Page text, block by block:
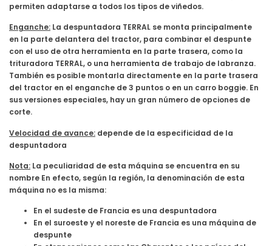
permiten adaptarse a todos los tipos de viñedos.
Enganche: La despuntadora TERRAL se monta principalmente
en la parte delantera del tractor, para combinar el despunte
con el uso de otra herramienta en la parte trasera, como la
trituradora TERRAL, o una herramienta de trabajo de labranza.
También es posible montarla directamente en la parte trasera
del tractor en el enganche de 3 puntos o en un carro boggie. En
sus versiones especiales, hay un gran número de opciones de
corte.
Velocidad de avance: depende de la especificidad de la
despuntadora
Nota: La peculiaridad de esta máquina se encuentra en su
nombre En efecto, según la región, la denominación de esta
máquina no es la misma:
En el sudeste de Francia es una despuntadora
En el suroeste y el noreste de Francia es una máquina de
despunte